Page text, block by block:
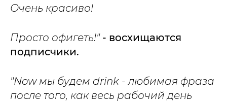
Очень красиво!
Просто офигеть!" - восхищаются
подписчики.
"Now мы будем drink - любимая фраза
после того, как весь рабочий день